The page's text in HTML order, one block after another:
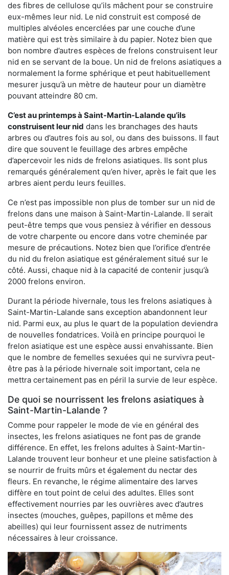
des fibres de cellulose qu’ils mâchent pour se construire
eux-mêmes leur nid. Le nid construit est composé de
multiples alvéoles encerclées par une couche d’une
matière qui est très similaire à du papier. Notez bien que
bon nombre d’autres espèces de frelons construisent leur
nid en se servant de la boue. Un nid de frelons asiatiques a
normalement la forme sphérique et peut habituellement
mesurer jusqu’à un mètre de hauteur pour un diamètre
pouvant atteindre 80 cm.
C’est au printemps à Saint-Martin-Lalande qu’ils
construisent leur nid dans les branchages des hauts
arbres ou d’autres fois au sol, ou dans des buissons. Il faut
dire que souvent le feuillage des arbres empêche
d’apercevoir les nids de frelons asiatiques. Ils sont plus
remarqués généralement qu’en hiver, après le fait que les
arbres aient perdu leurs feuilles.
Ce n’est pas impossible non plus de tomber sur un nid de
frelons dans une maison à Saint-Martin-Lalande. Il serait
peut-être temps que vous pensiez à vérifier en dessous
de votre charpente ou encore dans votre cheminée par
mesure de précautions. Notez bien que l’orifice d’entrée
du nid du frelon asiatique est généralement situé sur le
côté. Aussi, chaque nid à la capacité de contenir jusqu’à
2000 frelons environ.
Durant la période hivernale, tous les frelons asiatiques à
Saint-Martin-Lalande sans exception abandonnent leur
nid. Parmi eux, au plus le quart de la population deviendra
de nouvelles fondatrices. Voilà en principe pourquoi le
frelon asiatique est une espèce aussi envahissante. Bien
que le nombre de femelles sexuées qui ne survivra peut-
être pas à la période hivernale soit important, cela ne
mettra certainement pas en péril la survie de leur espèce.
De quoi se nourrissent les frelons asiatiques à
Saint-Martin-Lalande ?
Comme pour rappeler le mode de vie en général des
insectes, les frelons asiatiques ne font pas de grande
différence. En effet, les frelons adultes à Saint-Martin-
Lalande trouvent leur bonheur et une pleine satisfaction à
se nourrir de fruits mûrs et également du nectar des
fleurs. En revanche, le régime alimentaire des larves
diffère en tout point de celui des adultes. Elles sont
effectivement nourries par les ouvrières avec d’autres
insectes (mouches, guêpes, papillons et même des
abeilles) qui leur fournissent assez de nutriments
nécessaires à leur croissance.